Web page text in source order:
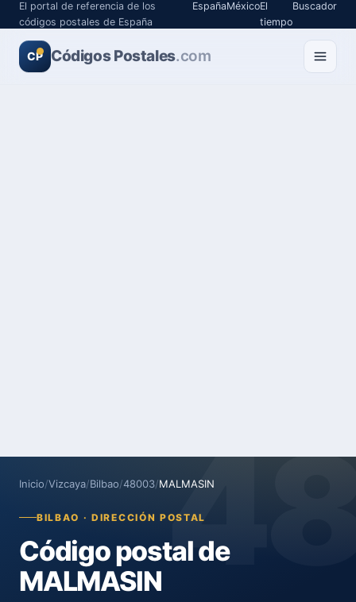
El portal de referencia de los
códigos postales de España
EspañaMéxicoEl
tiempo
Buscador
CP Códigos Postales.com
Inicio/Vizcaya/Bilbao/48003/MALMASIN
BILBAO · DIRECCIÓN POSTAL
Código postal de
MALMASIN